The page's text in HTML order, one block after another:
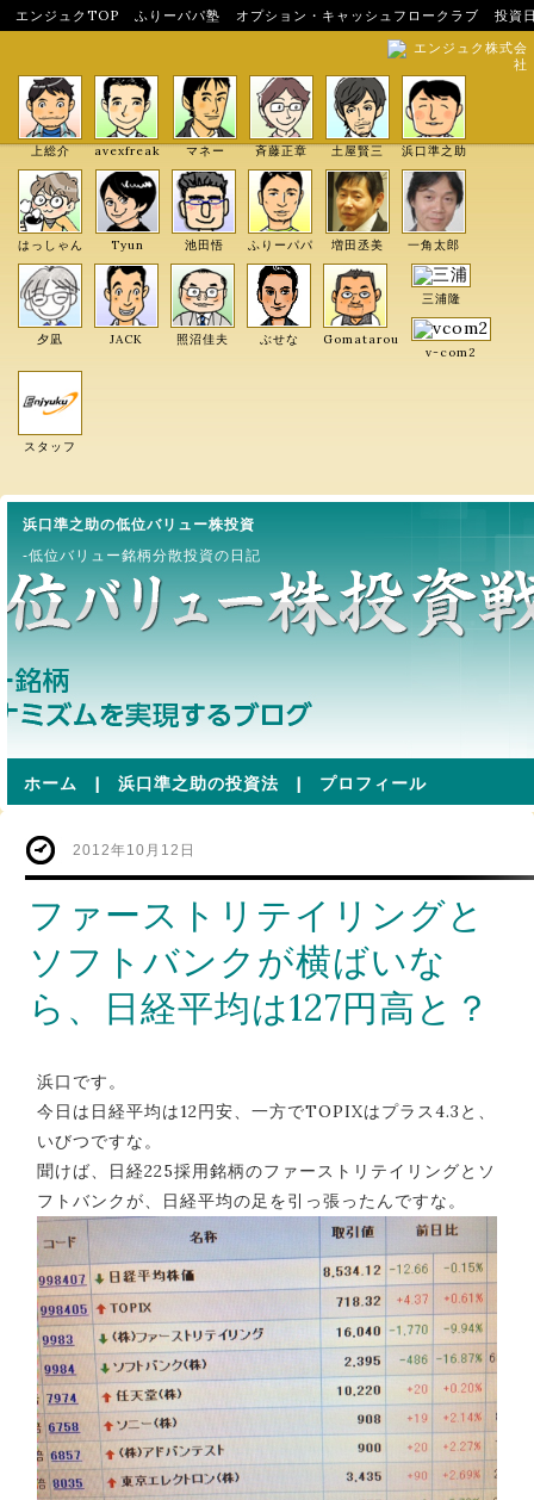
エンジュクTOP ふりーパパ塾 オプション・キャッシュフロークラブ
投資
エンジュク株式会
社
上総介 avexfreak マネー 斉藤正章 土屋賢三 浜口準之助
はっしゃん Tyun 池田悟 ふりーパパ 増田丞美 一角太郎
夕凪 JACK 照沼佳夫 ぶせな Gomatarou
三浦隆
v-com2
スタッフ
浜口準之助の低位バリュー株投資
-低位バリュー銘柄分散投資の日記
ホーム | 浜口準之助の投資法 | プロフィール
2012年10月12日
ファーストリテイリングと
ソフトバンクが横ばいな
ら、日経平均は127円高と？
浜口です。
今日は日経平均は12円安、一方でTOPIXはプラス4.3と、
いびつですな。
聞けば、日経225採用銘柄のファーストリテイリングとソ
フトバンクが、日経平均の足を引っ張ったんですな。